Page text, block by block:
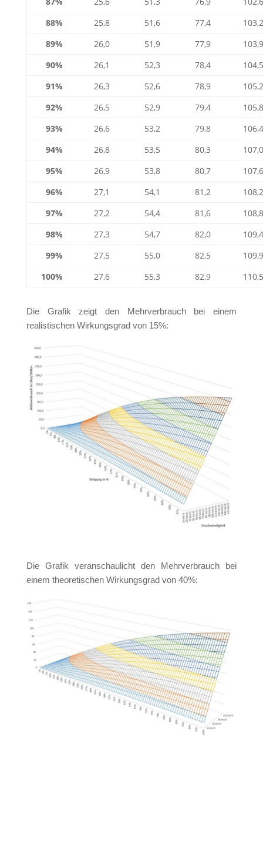
88%
25,8 51,6 77,4
89%
26,0 51,9 77,9
90%
26,1 52,3 78,4
91%
26,3 52,6 78,9
92%
26,5 52,9 79,4
93%
26,6 53,2 79,8
94%
26,8 53,5 80,3
95%
26,9 53,8 80,7
96%
27,1 54,1 81,2
97%
27,2 54,4 81,6
98%
27,3 54,7 82,0
99%
27,5 55,0 82,5
100%
27,6 55,3 82,9
Die Grafik zeigt den Mehrverbrauch bei einem
realistischen Wirkungsgrad von 15%:
Die Grafik veranschaulicht den Mehrverbrauch bei
einem theoretischen Wirkungsgrad von 40%: